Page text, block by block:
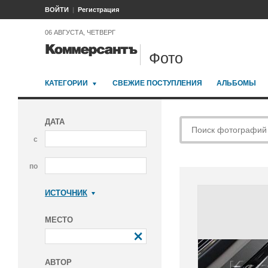
ВОЙТИ Регистрация
06 АВГУСТА, ЧЕТВЕРГ
Фото
КАТЕГОРИИ СВЕЖИЕ ПОСТУПЛЕНИЯ АЛЬБОМЫ
ДАТА
с
по
ИСТОЧНИК
МЕСТО
АВТОР